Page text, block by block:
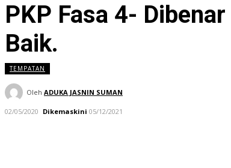
PKP Fasa 4-
Baik.
TEMPATAN
Oleh ADUKA JASNIN SUMAN
02/05/2020 Dikemaskini 05/12/2021